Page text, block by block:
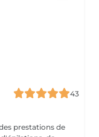
43
prestations de